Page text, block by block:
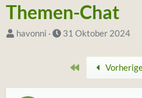
Themen-Chat
S
t
havonni
D
m
31 Oktober 2024
Erste